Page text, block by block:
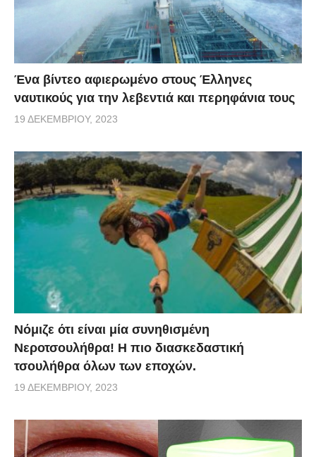
Ένα βίντεο αφιερωμένο στους Έλληνες
ναυτικούς για την λεβεντιά και περηφάνια τους
19 ΔΕΚΕΜΒΡΊΟΥ, 2023
Νόμιζε ότι είναι μία συνηθισμένη
Νεροτσουλήθρα! Η πιο διασκεδαστική
τσουλήθρα όλων των εποχών.
19 ΔΕΚΕΜΒΡΊΟΥ, 2023